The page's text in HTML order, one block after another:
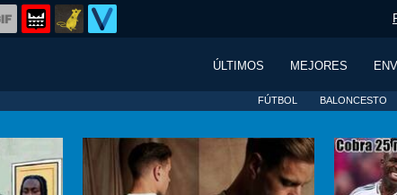
ÚLTIMOS MEJORES
FÚTBOL BALONCESTO